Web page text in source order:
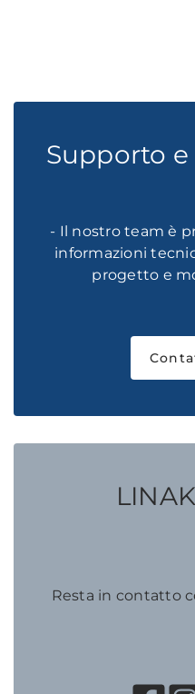
Supporto
- Il nostro team è
informazioni
progetto e
Resta in contatto